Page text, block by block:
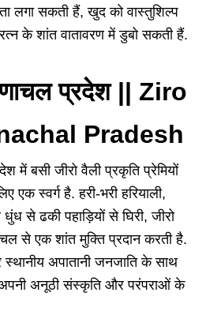
लगा सकती हैं, खुद को वास्तुशिल्प
के शांत वातावरण में डुबो सकती हैं.
प्रदेश || Ziro
Pradesh
में बसी जीरो वैली प्रकृति प्रेमियों
एक स्वर्ग है. हरी-भरी हरियाली,
से ढकी पहाड़ियों से घिरी, जीरो
से एक शांत मुक्ति प्रदान करती है.
अपातानी जनजाति के साथ
अनूठी संस्कृति और परंपराओं के